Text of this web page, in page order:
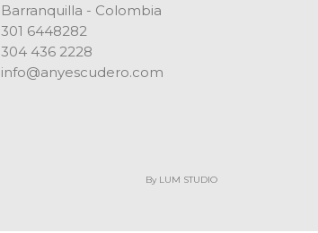
Barranquilla - Colombia
301 6448282
304 436 2228
info@anyescudero.com
By LUM STUDIO